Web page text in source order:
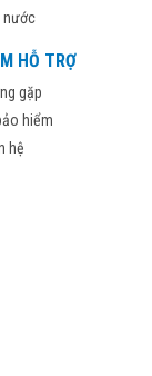
nước
HỖ TRỢ
gặp
hiểm
hệ